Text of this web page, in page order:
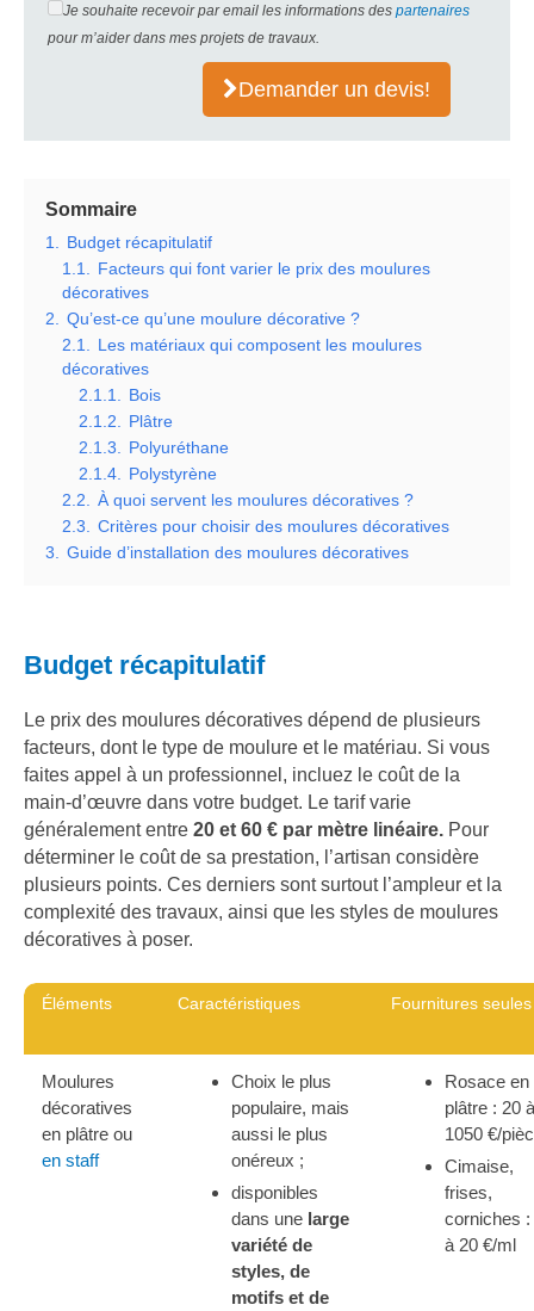
Je souhaite recevoir par email les informations des partenaires
pour m’aider dans mes projets de travaux.
Demander un devis!
Sommaire
1.
Budget récapitulatif
1.1.
Facteurs qui font varier le prix des moulures
décoratives
2.
Qu’est-ce qu’une moulure décorative ?
2.1.
Les matériaux qui composent les moulures
décoratives
2.1.1.
Bois
2.1.2.
Plâtre
2.1.3.
Polyuréthane
2.1.4.
Polystyrène
2.2.
À quoi servent les moulures décoratives ?
2.3.
Critères pour choisir des moulures décoratives
3.
Guide d’installation des moulures décoratives
Budget récapitulatif
Le prix des moulures décoratives dépend de plusieurs
facteurs, dont le type de moulure et le matériau. Si vous
faites appel à un professionnel, incluez le coût de la
main-d’œuvre dans votre budget. Le tarif varie
généralement entre 20 et 60 € par mètre linéaire. Pour
déterminer le coût de sa prestation, l’artisan considère
plusieurs points. Ces derniers sont surtout l’ampleur et la
complexité des travaux, ainsi que les styles de moulures
décoratives à poser.
Éléments Caractéristiques Fournitures seules
Moulures
décoratives
en plâtre ou
en staff
Choix le plus
populaire, mais
aussi le plus
onéreux ;
disponibles
dans une large
variété de
styles, de
motifs et de
Rosace en
plâtre : 20 à
1050 €/
Cimaise,
frises,
corniches :
à 20 €/ml